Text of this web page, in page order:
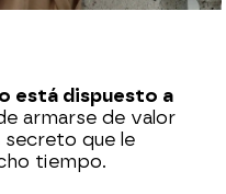
está dispuesto a
armarse de valor
secreto que le
tiempo.